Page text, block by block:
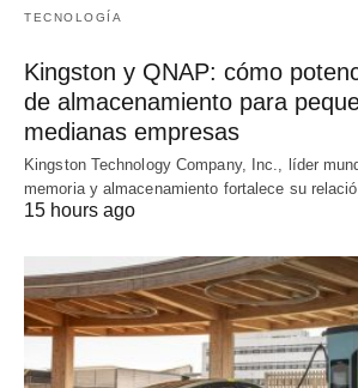
TECNOLOGÍA
Kingston y QNAP: cómo
de almacenamiento para
medianas empresas
Kingston Technology Company, Inc., líder
memoria y almacenamiento fortalece su
15 hours ago